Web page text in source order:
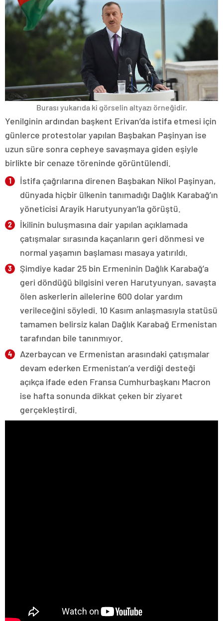
Burası yukarıda ki görselin altyazı örneğidir.
Yenilginin ardından başkent Erivan’da istifa etmesi için
günlerce protestolar yapılan Başbakan Paşinyan ise
uzun süre sonra cepheye savaşmaya giden eşiyle
birlikte bir cenaze töreninde görüntülendi.
İstifa çağrılarına direnen Başbakan Nikol Paşinyan,
dünyada hiçbir ülkenin tanımadığı Dağlık Karabağ’ın
yöneticisi Arayik Harutyunyan’la görüştü.
İkilinin buluşmasına dair yapılan açıklamada
çatışmalar sırasında kaçanların geri dönmesi ve
normal yaşamın başlaması masaya yatırıldı.
Şimdiye kadar 25 bin Ermeninin Dağlık Karabağ’a
geri döndüğü bilgisini veren Harutyunyan, savaşta
ölen askerlerin ailelerine 600 dolar yardım
verileceğini söyledi. 10 Kasım anlaşmasıyla statüsü
tamamen belirsiz kalan Dağlık Karabağ Ermenistan
tarafından bile tanınmıyor.
Azerbaycan ve Ermenistan arasındaki çatışmalar
devam ederken Ermenistan’a verdiği desteği
açıkça ifade eden Fransa Cumhurbaşkanı Macron
ise hafta sonunda dikkat çeken bir ziyaret
gerçekleştirdi.